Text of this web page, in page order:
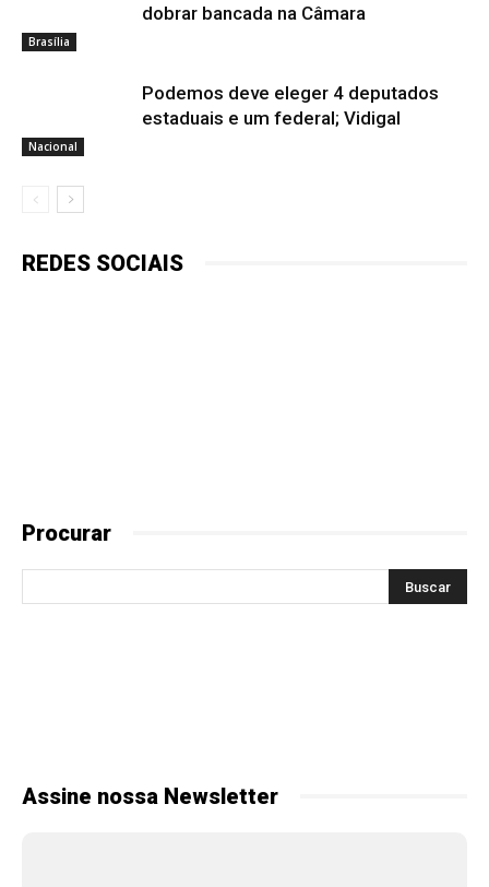
Brasília
dobrar bancada na Câmara
Nacional
Podemos deve eleger 4 deputados
estaduais e um federal; Vidigal
REDES SOCIAIS
Procurar
Assine nossa Newsletter